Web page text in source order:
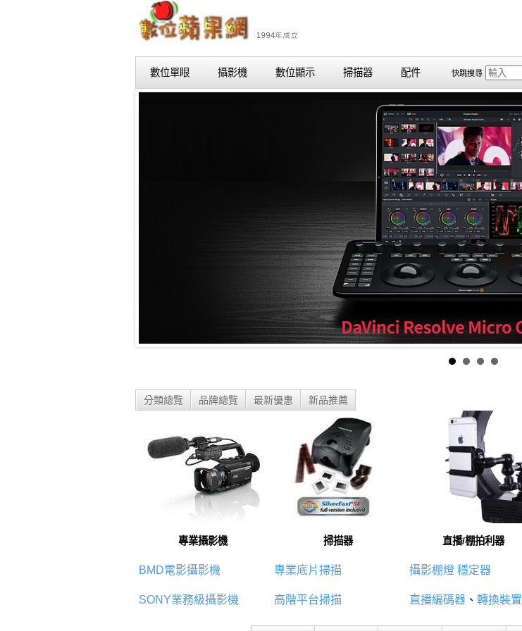
數位單眼 攝影機 數位顯示 掃描器 配件 快跳搜尋
分類總覽 品牌總覽 最新優惠 新品推薦
專業攝影機
BMD電影攝影機
SONY業務級攝影機
掃描器
專業底片掃描
高階平台掃描
直播/棚拍利器
攝影棚燈 穩定器
直播編碼器 、 轉換裝置